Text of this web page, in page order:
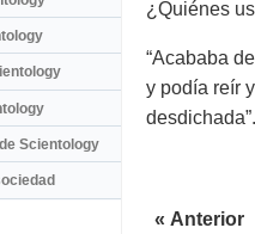
¿Quiénes
“Acababa
y podía reír
desdichada”.
« Anterior
Scientology